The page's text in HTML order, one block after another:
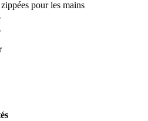
pour les mains